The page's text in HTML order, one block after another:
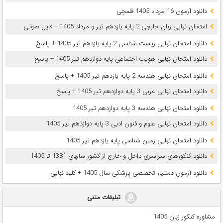
دانلود آزمون 16 مرداد 1405 قلمچی
امتحان نهایی زبان خارجی 2 پایه یازدهم تیر و مرداد 1405 + فایل صوتی
دانلود امتحان نهایی زیست شناسی 2 پایه یازدهم تیر 1405 + پاسخ
دانلود امتحان نهایی هویت اجتماعی پایه دوازدهم تیر 1405 + پاسخ
دانلود امتحان نهایی هندسه 2 پایه یازدهم تیر 1405 + پاسخ
دانلود امتحان نهایی عربی 3 پایه دوازدهم تیر 1405 + پاسخ
دانلود امتحان نهایی هندسه 3 پایه دوازدهم تیر 1405
دانلود امتحان نهایی علوم و فنون ادبی 3 پایه دوازدهم تیر 1405
دانلود امتحان نهایی زمین شناسی پایه یازدهم تیر 1405
دانلود کنکورهای سراسری داخل و خارج از کشور سالهای 1381 تا 1405
دانلود آزمون دستیار تخصصی پزشکی سال 1405 + کلید نهایی
تبلیغات متنی
مشاوره کنکور زبان 1405